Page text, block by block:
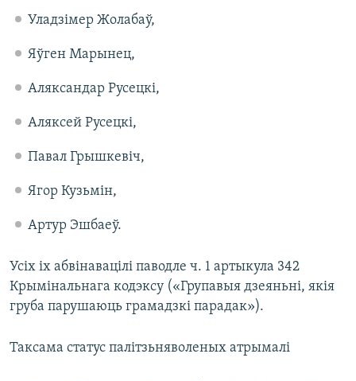
Уладзімер Жолабаў,
Яўген Марынец,
Аляксандар Русецкі,
Аляксей Русецкі,
Павал Грышкевіч,
Ягор Кузьмін,
Артур Эшбаеў.
Усіх іх абвінавацілі паводле ч. 1 артыкула 342
Крымінальнага кодэксу («Групавыя дзеяньні, якія
груба парушаюць грамадзкі парадак»).
Таксама статус палітзьняволеных атрымалі